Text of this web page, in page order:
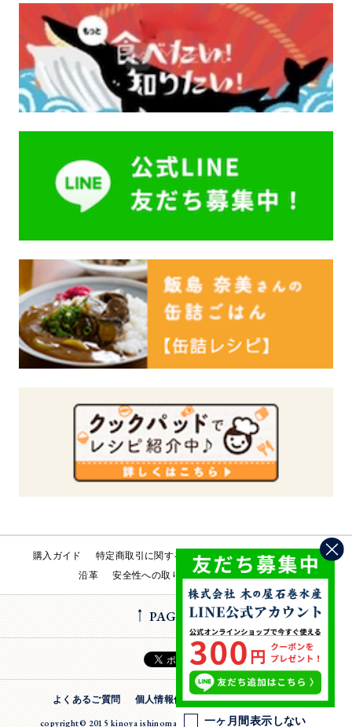
一ヶ月間表示しない
購入ガイド 特定商取引に関する法律 会社概要
工場直売所
沿革
安全性への取り組み お問い合わせ
PAGE TOP
よくあるご質問 個人情報保護方針 法人のお客様
copyright© 2015 kinoya ishinomaki suisan inc. All Rights Reserverd